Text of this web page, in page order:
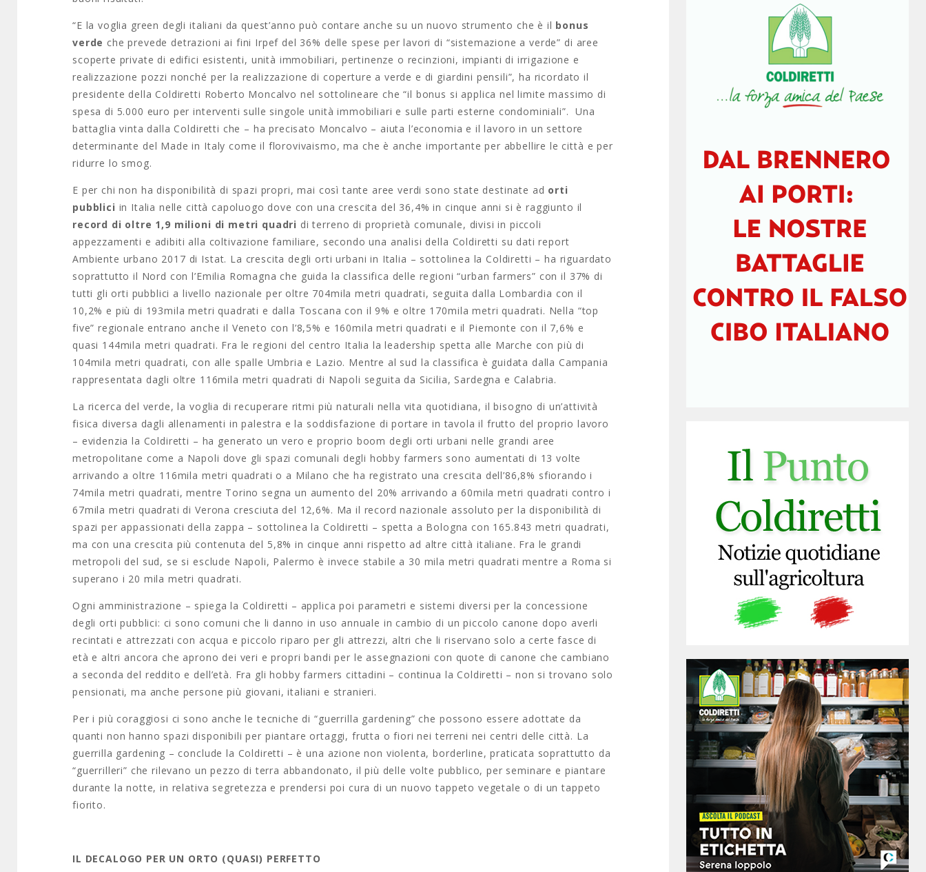
“E la voglia green degli italiani da quest’anno può contare anche su un nuovo strumento che è il bonus
verde che prevede detrazioni ai fini Irpef del 36% delle spese per lavori di “sistemazione a verde” di aree
scoperte private di edifici esistenti, unità immobiliari, pertinenze o recinzioni, impianti di irrigazione e
realizzazione pozzi nonché per la realizzazione di coperture a verde e di giardini pensili”, ha ricordato il
presidente della Coldiretti Roberto Moncalvo nel sottolineare che “il bonus si applica nel limite massimo di
spesa di 5.000 euro per interventi sulle singole unità immobiliari e sulle parti esterne condominiali”. Una
battaglia vinta dalla Coldiretti che – ha precisato Moncalvo – aiuta l’economia e il lavoro in un settore
determinante del Made in Italy come il florovivaismo, ma che è anche importante per abbellire le città e per
ridurre lo smog.
E per chi non ha disponibilità di spazi propri, mai così tante aree verdi sono state destinate ad orti
pubblici in Italia nelle città capoluogo dove con una crescita del 36,4% in cinque anni si è raggiunto il
record di oltre 1,9 milioni di metri quadri di terreno di proprietà comunale, divisi in piccoli
appezzamenti e adibiti alla coltivazione familiare, secondo una analisi della Coldiretti su dati report
Ambiente urbano 2017 di Istat. La crescita degli orti urbani in Italia – sottolinea la Coldiretti – ha riguardato
soprattutto il Nord con l’Emilia Romagna che guida la classifica delle regioni “urban farmers” con il 37% di
tutti gli orti pubblici a livello nazionale per oltre 704mila metri quadrati, seguita dalla Lombardia con il
10,2% e più di 193mila metri quadrati e dalla Toscana con il 9% e oltre 170mila metri quadrati. Nella “top
five” regionale entrano anche il Veneto con l’8,5% e 160mila metri quadrati e il Piemonte con il 7,6% e
quasi 144mila metri quadrati. Fra le regioni del centro Italia la leadership spetta alle Marche con più di
104mila metri quadrati, con alle spalle Umbria e Lazio. Mentre al sud la classifica è guidata dalla Campania
rappresentata dagli oltre 116mila metri quadrati di Napoli seguita da Sicilia, Sardegna e Calabria.
La ricerca del verde, la voglia di recuperare ritmi più naturali nella vita quotidiana, il bisogno di un’attività
fisica diversa dagli allenamenti in palestra e la soddisfazione di portare in tavola il frutto del proprio lavoro
– evidenzia la Coldiretti – ha generato un vero e proprio boom degli orti urbani nelle grandi aree
metropolitane come a Napoli dove gli spazi comunali degli hobby farmers sono aumentati di 13 volte
arrivando a oltre 116mila metri quadrati o a Milano che ha registrato una crescita dell’86,8% sfiorando i
74mila metri quadrati, mentre Torino segna un aumento del 20% arrivando a 60mila metri quadrati contro i
67mila metri quadrati di Verona cresciuta del 12,6%. Ma il record nazionale assoluto per la disponibilità di
spazi per appassionati della zappa – sottolinea la Coldiretti – spetta a Bologna con 165.843 metri quadrati,
ma con una crescita più contenuta del 5,8% in cinque anni rispetto ad altre città italiane. Fra le grandi
metropoli del sud, se si esclude Napoli, Palermo è invece stabile a 30 mila metri quadrati mentre a Roma si
superano i 20 mila metri quadrati.
Ogni amministrazione – spiega la Coldiretti – applica poi parametri e sistemi diversi per la concessione
degli orti pubblici: ci sono comuni che li danno in uso annuale in cambio di un piccolo canone dopo averli
recintati e attrezzati con acqua e piccolo riparo per gli attrezzi, altri che li riservano solo a certe fasce di
età e altri ancora che aprono dei veri e propri bandi per le assegnazioni con quote di canone che cambiano
a seconda del reddito e dell’età. Fra gli hobby farmers cittadini – continua la Coldiretti – non si trovano solo
pensionati, ma anche persone più giovani, italiani e stranieri.
Per i più coraggiosi ci sono anche le tecniche di “guerrilla gardening” che possono essere adottate da
quanti non hanno spazi disponibili per piantare ortaggi, frutta o fiori nei terreni nei centri delle città. La
guerrilla gardening – conclude la Coldiretti – è una azione non violenta, borderline, praticata soprattutto da
“guerrilleri” che rilevano un pezzo di terra abbandonato, il più delle volte pubblico, per seminare e piantare
durante la notte, in relativa segretezza e prendersi poi cura di un nuovo tappeto vegetale o di un tappeto
fiorito.
IL DECALOGO PER UN ORTO (QUASI) PERFETTO